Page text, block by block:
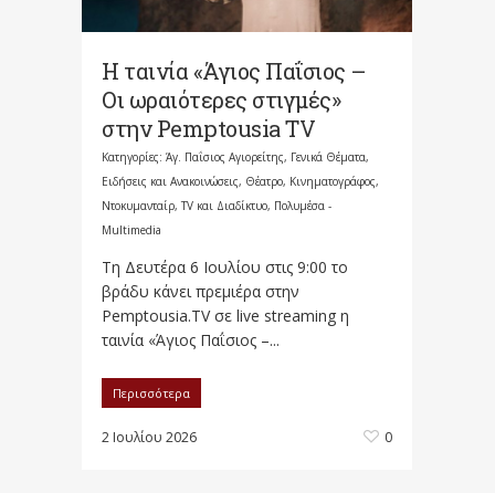
Η ταινία «Άγιος Παΐσιος –
Οι ωραιότερες στιγμές»
στην Pemptousia TV
Κατηγορίες: Άγ. Παΐσιος Αγιορείτης, Γενικά Θέματα,
Ειδήσεις και Ανακοινώσεις, Θέατρο, Κινηματογράφος,
Ντοκυμανταίρ, TV και Διαδίκτυο, Πολυμέσα -
Multimedia
Τη Δευτέρα 6 Ιουλίου στις 9:00 το
βράδυ κάνει πρεμιέρα στην
Pemptousia.TV σε live streaming η
ταινία «Άγιος Παΐσιος –...
Περισσότερα
2 Ιουλίου 2026 0